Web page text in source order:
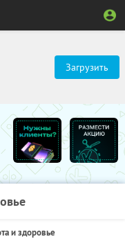
Загрузить
и здоровье